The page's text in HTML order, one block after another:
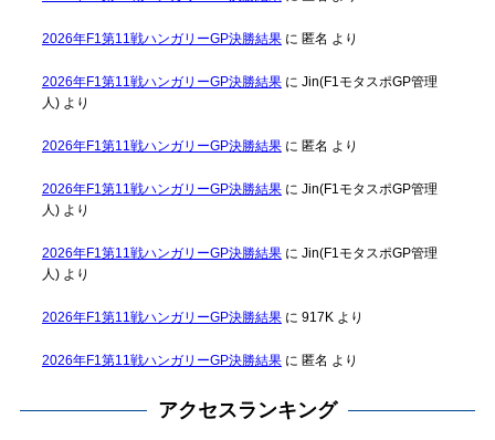
2026年F1第11戦ハンガリーGP決勝結果に 匿名 より
2026年F1第11戦ハンガリーGP決勝結果に Jin(F1モタスポGP管理
人)より
2026年F1第11戦ハンガリーGP決勝結果に 匿名 より
2026年F1第11戦ハンガリーGP決勝結果に Jin(F1モタスポGP管理
人)より
2026年F1第11戦ハンガリーGP決勝結果に Jin(F1モタスポGP管理
人)より
2026年F1第11戦ハンガリーGP決勝結果に 917K より
2026年F1第11戦ハンガリーGP決勝結果に 匿名 より
アクセスランキング